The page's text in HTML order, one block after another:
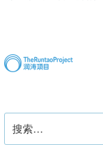
索：